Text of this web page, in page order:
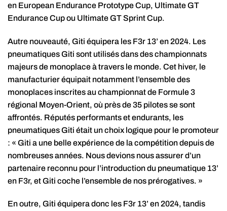
en European Endurance Prototype Cup, Ultimate GT
Endurance Cup ou Ultimate GT Sprint Cup.
Autre nouveauté, Giti équipera les F3r 13’ en 2024. Les
pneumatiques Giti sont utilisés dans des championnats
majeurs de monoplace à travers le monde. Cet hiver, le
manufacturier équipait notamment l’ensemble des
monoplaces inscrites au championnat de Formule 3
régional Moyen-Orient, où près de 35 pilotes se sont
affrontés. Réputés performants et endurants, les
pneumatiques Giti était un choix logique pour le promoteur
: « Giti a une belle expérience de la compétition depuis de
nombreuses années. Nous devions nous assurer d’un
partenaire reconnu pour l’introduction du pneumatique 13’
en F3r, et Giti coche l’ensemble de nos prérogatives. »
En outre, Giti équipera donc les F3r 13’ en 2024, tandis